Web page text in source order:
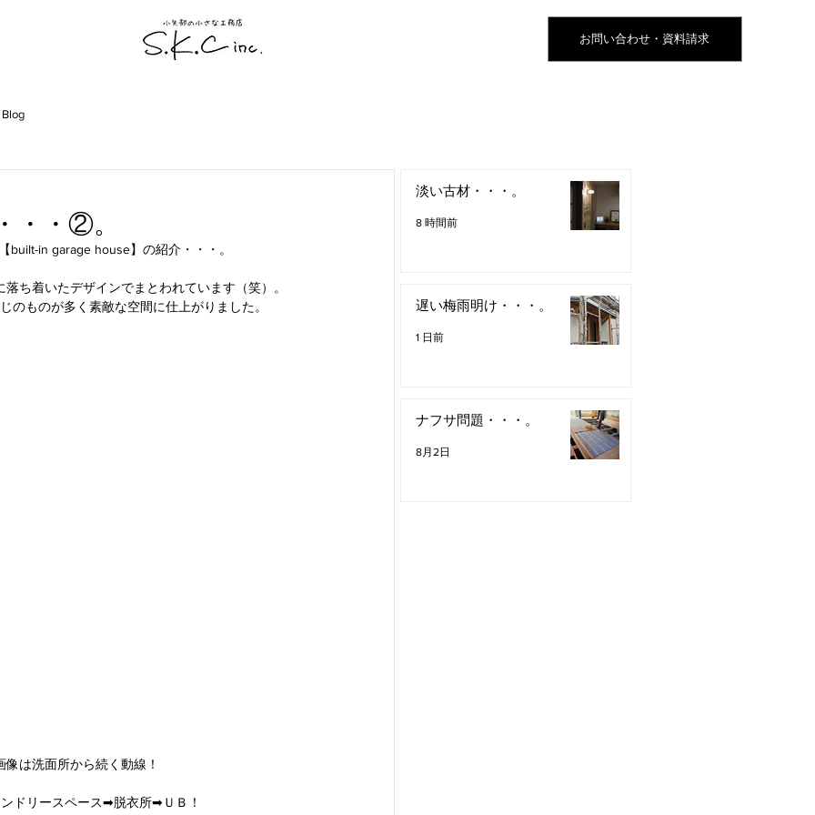
お問い合わせ・資料請求
・・②。
built-in garage house】の紹介・・・。
ち着いたデザインでまとわれています（笑）。
のものが多く素敵な空間に仕上がりました。
像は洗面所から続く動線！
ドリースペース➡脱衣所➡ＵＢ！
淡い古材・・・。
8 時間前
遅い梅雨明け・・・。
1 日前
ナフサ問題・・・。
8月2日